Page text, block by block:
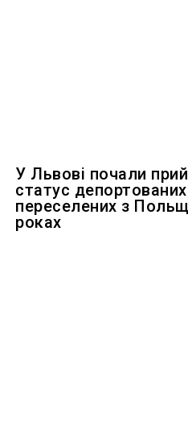
У Львові почали
статус
переселених з
роках